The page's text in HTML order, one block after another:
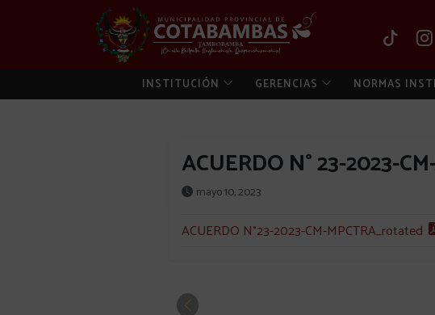
INSTITUCIÓN GERENCIAS NORMAS
ACUERDO N° 23-2023-
mayo 10, 2023
ACUERDO N°23-2023-CM-MPCTRA_rotated